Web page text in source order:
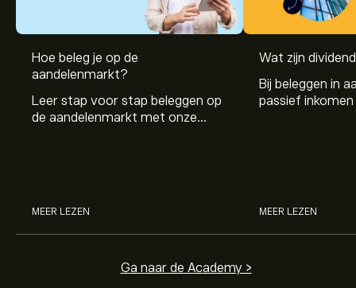
Hoe beleg je op de
aandelenmarkt?
Leer stap voor stap beleggen op
de aandelenmarkt met onze
MEER LEZEN
Wat zijn
Bij beleggen in
passief
MEER LEZEN
Ga naar de Academy >